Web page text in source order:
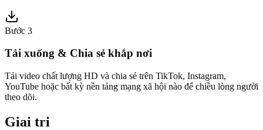
Bước 3
Tải xuống & Chia sẻ khắp nơi
Tải video chất lượng HD và chia sẻ trên TikTok, Instagram,
YouTube hoặc bất kỳ nền tảng mạng xã hội nào để chiều lòng người
theo dõi.
Giai tri